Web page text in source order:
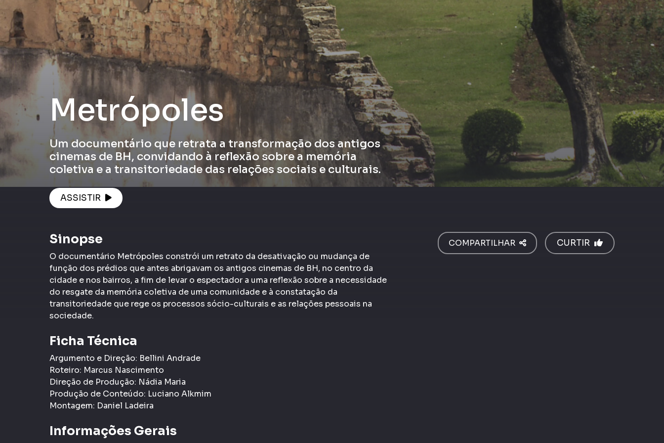
Metrópoles
Um documentário que retrata a transformação dos antigos
cinemas de BH, convidando à reflexão sobre a memória
coletiva e a transitoriedade das relações sociais e culturais.
ASSISTIR
Sinopse
O documentário Metrópoles constrói um retrato da desativação ou mudança de
função dos prédios que antes abrigavam os antigos cinemas de BH, no centro da
cidade e nos bairros, a fim de levar o espectador a uma reflexão sobre a necessidade
do resgate da memória coletiva de uma comunidade e à constatação da
transitoriedade que rege os processos sócio-culturais e as relações pessoais na
sociedade.
Ficha Técnica
Argumento e Direção: Bellini Andrade
Roteiro: Marcus Nascimento
Direção de Produção: Nádia Maria
Produção de Conteúdo: Luciano Alkmim
Montagem: Daniel Ladeira
Informações Gerais
COMPARTILHAR CURTIR